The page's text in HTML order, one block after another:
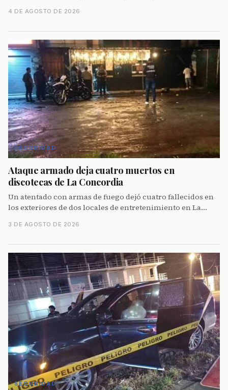
4 DE AGOSTO DE 2026
SEGURIDAD
Ataque armado deja cuatro muertos en
discotecas de La Concordia
Un atentado con armas de fuego dejó cuatro fallecidos en
los exteriores de dos locales de entretenimiento en La
gubernamental.
3 DE AGOSTO DE 2026
SEGURIDAD